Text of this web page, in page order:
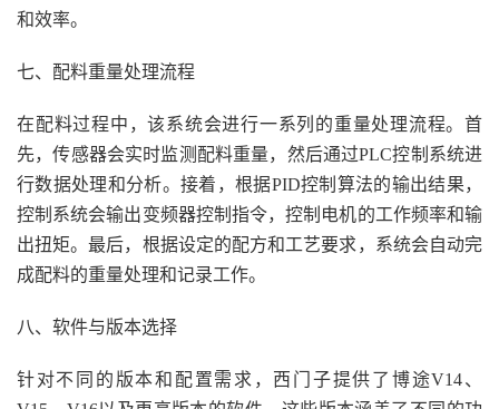
和效率。
七、配料重量处理流程
在配料过程中，该系统会进行一系列的重量处理流程。首
先，传感器会实时监测配料重量，然后通过PLC控制系统进
行数据处理和分析。接着，根据PID控制算法的输出结果，
控制系统会输出变频器控制指令，控制电机的工作频率和输
出扭矩。最后，根据设定的配方和工艺要求，系统会自动完
成配料的重量处理和记录工作。
八、软件与版本选择
针对不同的版本和配置需求，西门子提供了博途V14、